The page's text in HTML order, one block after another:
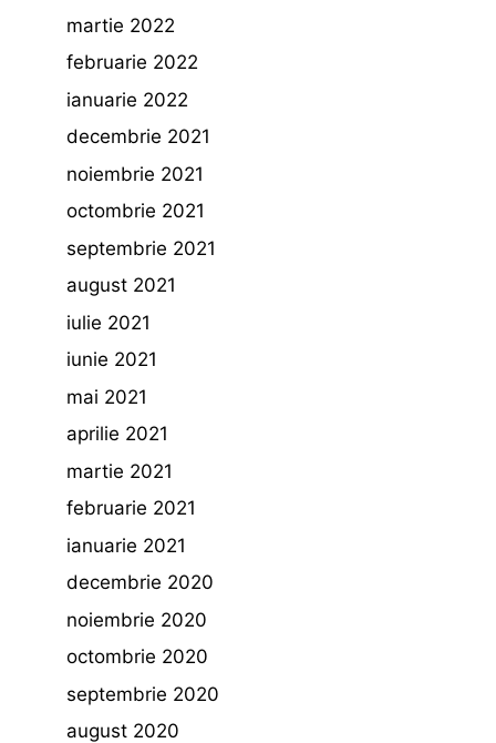
martie 2022
februarie 2022
ianuarie 2022
decembrie 2021
noiembrie 2021
octombrie 2021
septembrie 2021
august 2021
iulie 2021
iunie 2021
mai 2021
aprilie 2021
martie 2021
februarie 2021
ianuarie 2021
decembrie 2020
noiembrie 2020
octombrie 2020
septembrie 2020
august 2020